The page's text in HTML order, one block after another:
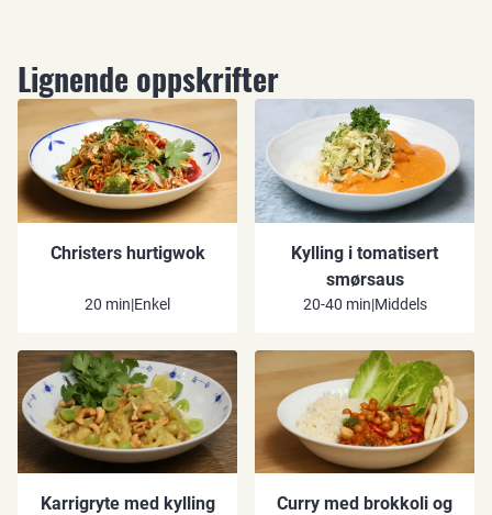
Lignende oppskrifter
Christers hurtigwok
20 min|Enkel
Kylling i tomatisert
smørsaus
20-40 min|Middels
Karrigryte med kylling
Curry med brokkoli og